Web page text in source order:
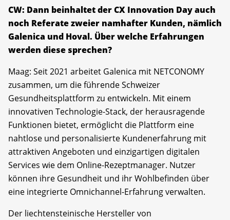
CW: Dann beinhaltet der CX Innovation Day auch
noch Referate zweier namhafter Kunden, nämlich
Galenica und Hoval. Über welche Erfahrungen
werden diese sprechen?
Maag: Seit 2021 arbeitet Galenica mit NETCONOMY
zusammen, um die führende Schweizer
Gesundheitsplattform zu entwickeln. Mit einem
innovativen Technologie-Stack, der herausragende
Funktionen bietet, ermöglicht die Plattform eine
nahtlose und personalisierte Kundenerfahrung mit
attraktiven Angeboten und einzigartigen digitalen
Services wie dem Online-Rezeptmanager. Nutzer
können ihre Gesundheit und ihr Wohlbefinden über
eine integrierte Omnichannel-Erfahrung verwalten.
Der liechtensteinische Hersteller von